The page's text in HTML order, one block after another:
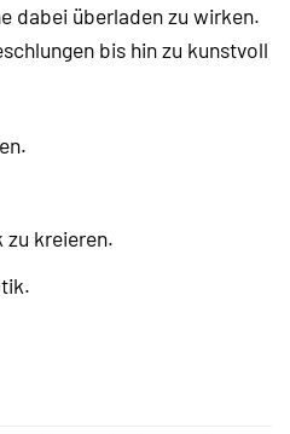
dabei überladen zu wirken.
bis hin zu kunstvoll
zu kreieren.